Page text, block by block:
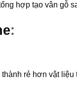
hợp tạo vân gỗ
:
rẻ hơn vật